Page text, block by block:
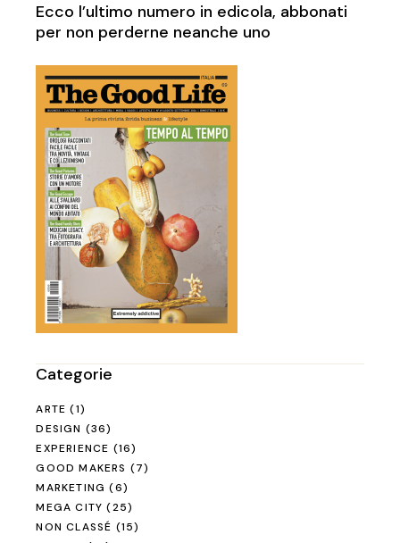
Ecco l’ultimo numero in edicola, abbonati
per non perderne neanche uno
Categorie
ARTE (1)
DESIGN (36)
EXPERIENCE (16)
GOOD MAKERS (7)
MARKETING (6)
MEGA CITY (25)
NON CLASSÉ (15)